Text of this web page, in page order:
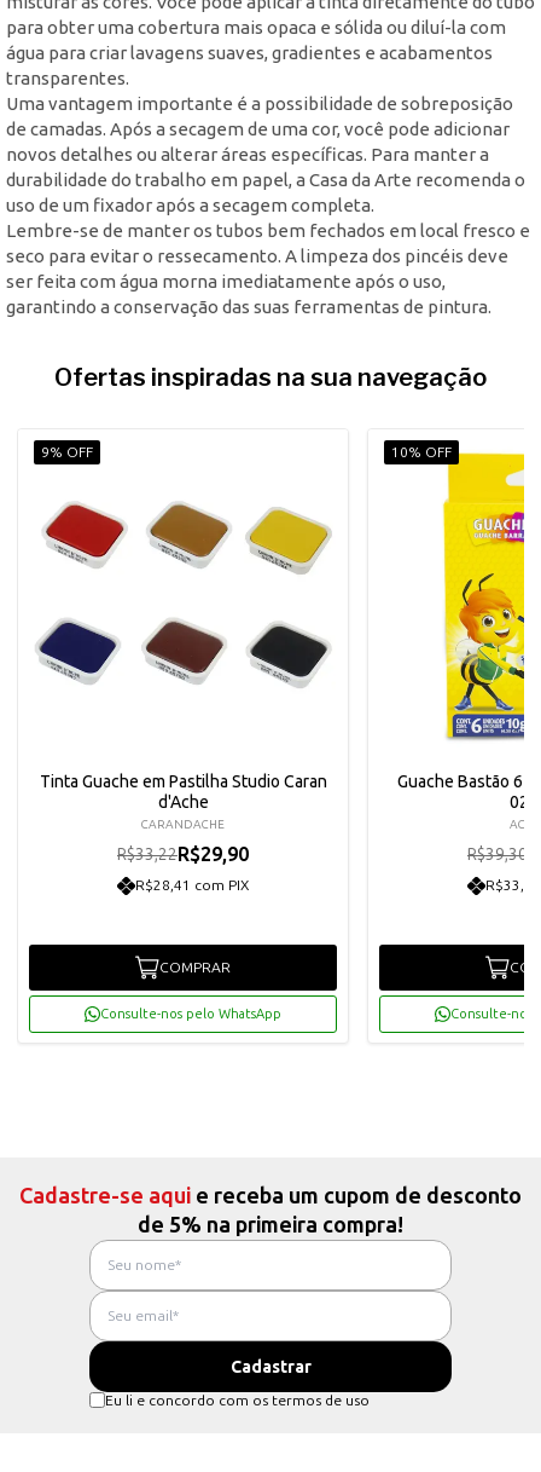
para obter uma cobertura mais opaca e sólida ou diluí-la com
água para criar lavagens suaves, gradientes e acabamentos
transparentes.
Uma vantagem importante é a possibilidade de sobreposição
de camadas. Após a secagem de uma cor, você pode adicionar
novos detalhes ou alterar áreas específicas. Para manter a
durabilidade do trabalho em papel, a Casa da Arte recomenda o
uso de um fixador após a secagem completa.
Lembre-se de manter os tubos bem fechados em local fresco e
seco para evitar o ressecamento. A limpeza dos pincéis deve
ser feita com água morna imediatamente após o uso,
garantindo a conservação das suas ferramentas de pintura.
Ofertas inspiradas na sua navegação
9% OFF
Tinta Guache em Pastilha Studio Caran
d'Ache
CARANDACHE
R$33,22R$29,90
R$28,41 com PIX
COMPRAR
Consulte-nos pelo WhatsApp
10% OFF
Guache Bastão 6
R$39,30
Consulte-nos
Cadastre-se aqui e receba um cupom de desconto
de 5% na primeira compra!
Eu li e concordo com os termos de uso